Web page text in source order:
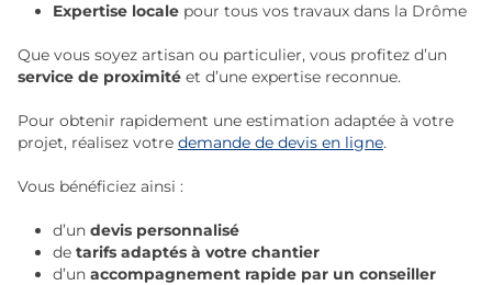
Expertise locale pour tous vos travaux dans la Drôme
Que vous soyez artisan ou particulier, vous profitez d’un
service de proximité et d’une expertise reconnue.
Pour obtenir rapidement une estimation adaptée à votre
projet, réalisez votre demande de devis en ligne.
Vous bénéficiez ainsi :
d’un devis personnalisé
de tarifs adaptés à votre chantier
d’un accompagnement rapide par un conseiller